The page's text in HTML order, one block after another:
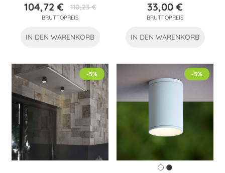
Preis
104,72 €Verkaufspreis
110,23 €
BRUTTOPREIS
IN DEN WARENKORB
Preis
33,00 €
BRUTTOPREIS
IN DEN WARENKORB
-5% -5%